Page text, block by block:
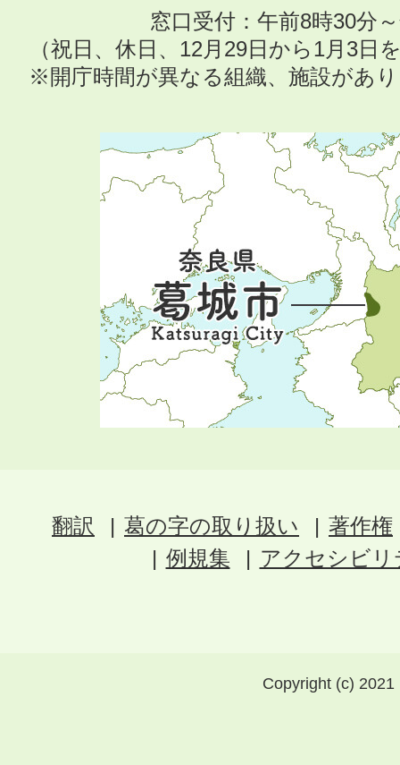
窓口受付：午前8時30分
（祝日、休日、12月29日から1月3日
※開庁時間が異なる組織、施設があ
翻訳 葛の字の取り扱い
著作権
例規集
アクセシビ
Copyright (c)